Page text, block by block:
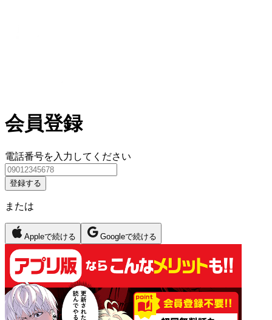
会員登録
電話番号を入力してください
登録する
または
Appleで続ける Googleで続ける